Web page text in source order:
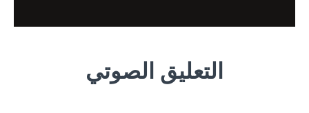
التعليق الصوتي